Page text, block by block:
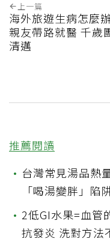
上一篇
海外旅遊生病怎麼
親友帶路就醫 千歲
清邁
推薦閱讀
• 台灣常見湯品熱
「喝湯變胖」陷
• 2低GI水果=血管
抗發炎 洗對方法